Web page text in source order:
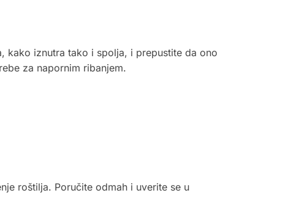
kako iznutra tako i spolja, i prepustite da ono
za napornim ribanjem.
roštilja. Poručite odmah i uverite se u